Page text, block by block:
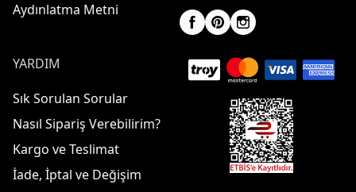
Aydınlatma Metni
YARDIM
Sık Sorulan Sorular
Nasıl Sipariş Verebilirim?
Kargo ve Teslimat
İade, İptal ve Değişim